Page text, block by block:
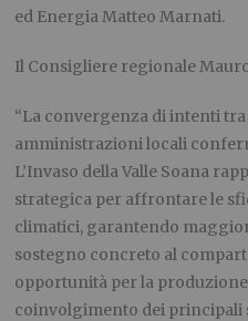
ed Energia Matteo Marnati.
Il Consigliere regionale
“La convergenza di intenti
amministrazioni locali
L’Invaso della Valle Soana
strategica per affrontare le
climatici, garantendo
sostegno concreto al
opportunità per la
coinvolgimento dei principali